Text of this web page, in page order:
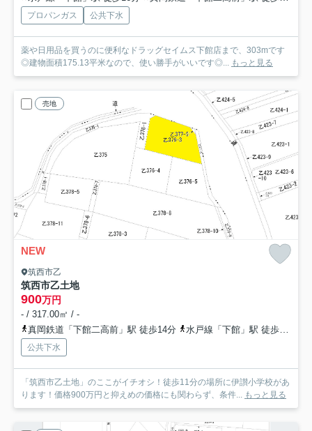
プロパンガス 公共下水
薬や日用品を買うのに便利なドラッグセイムス下館店まで、303mです
◎建物面積175.13平米なので、使い勝手がいいです◎... もっと見る
売地
NEW
筑西市乙
筑西市乙土地
900万円
- / 317.00㎡ / -
真岡鉄道「下館二高前」駅 徒歩14分
水戸線「下館」駅 徒歩21分
公共下水
「筑西市乙土地」のここがイチオシ！徒歩11分の場所に伊讃小学校があ
ります！価格900万円と抑えめの価格にも関わらず、条件... もっと見る